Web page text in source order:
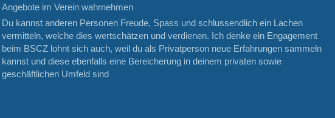
Angebote im Verein wahrnehmen
Du kannst anderen Personen Freude, Spass und schlussendlich ein Lachen
vermitteln, welche dies wertschätzen und verdienen. Ich denke ein Engagement
beim BSCZ lohnt sich auch, weil du als Privatperson neue Erfahrungen sammeln
kannst und diese ebenfalls eine Bereicherung in deinem privaten sowie
geschäftlichen Umfeld sind